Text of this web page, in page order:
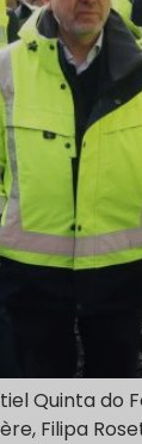
Quinta do
Filipa